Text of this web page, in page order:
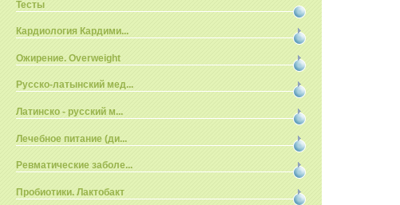
Тесты
Кардиология Кардими...
Ожирение. Overweight
Русско-латынский мед...
Латинско - русский м...
Лечебное питание (ди...
Ревматические заболе...
Пробиотики. Лактобакт